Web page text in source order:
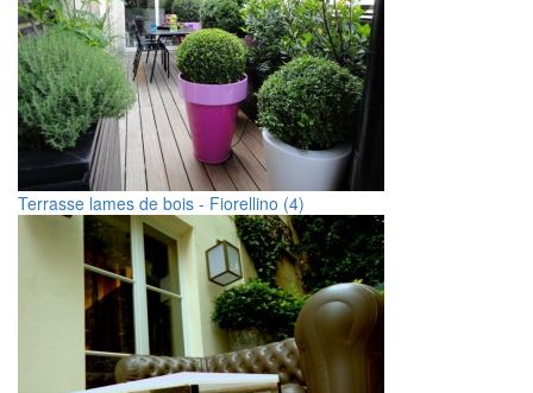
Terrasse lames de bois - Fiorellino (4)